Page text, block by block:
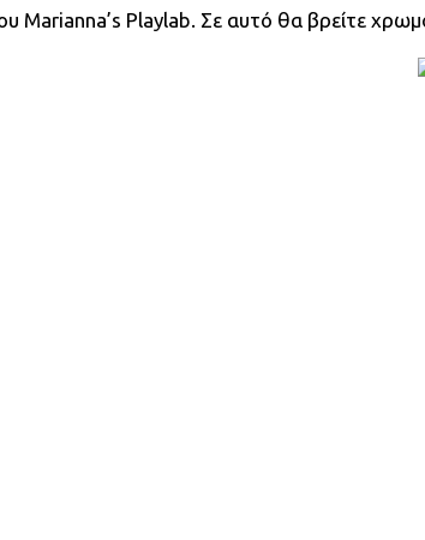
Playlab. Σε αυτό θα βρείτε